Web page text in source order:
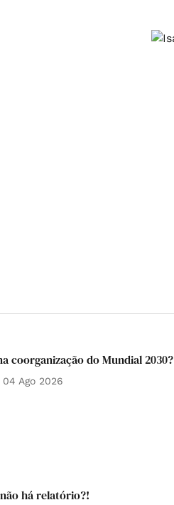
coorganização do Mundial 2030?
04 Ago 2026
há relatório?!